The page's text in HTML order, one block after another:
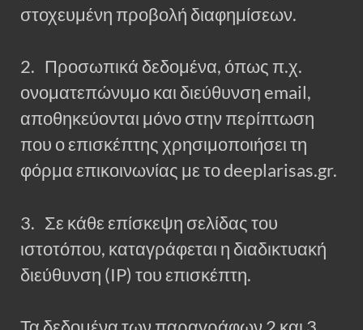
στοχευμένη προβολή διαφημίσεων.
2. Προσωπικά δεδομένα, όπως π.χ.
ονοματεπώνυμο και διεύθυνση email,
αποθηκεύονται μόνο στην περίπτωση
που ο επισκέπτης χρησιμοποιήσει τη
φόρμα επικοινωνίας με το deeplarisas.gr.
3. Σε κάθε επίσκεψη σελίδας του
ιστοτόπου, καταγράφεται η διαδικτυακή
διεύθυνση (IP) του επισκέπτη.